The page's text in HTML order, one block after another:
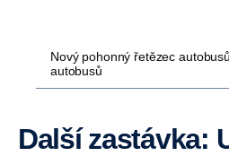
Nový pohonný řetězec
autobusů
Další zastávka: